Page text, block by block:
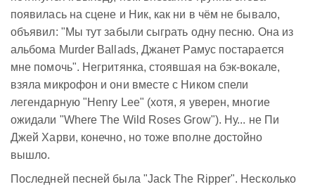
появилась на сцене и Ник, как ни в чём не бывало,
объявил: "Мы тут забыли сыграть одну песню. Она из
альбома Murder Ballads, Джанет Рамус постарается
мне помочь". Негритянка, стоявшая на бэк-вокале,
взяла микрофон и они вместе с Ником спели
легендарную "Henry Lee" (хотя, я уверен, многие
ожидали "Where The Wild Roses Grow"). Ну... не Пи
Джей Харви, конечно, но тоже вполне достойно
вышло.
Последней песней была "Jack The Ripper". Несколько